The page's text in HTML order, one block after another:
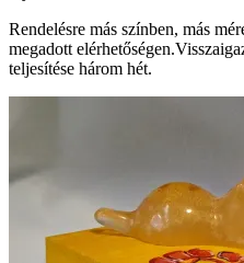
Rendelésre más színben, más
megadott
teljesítése három hét.